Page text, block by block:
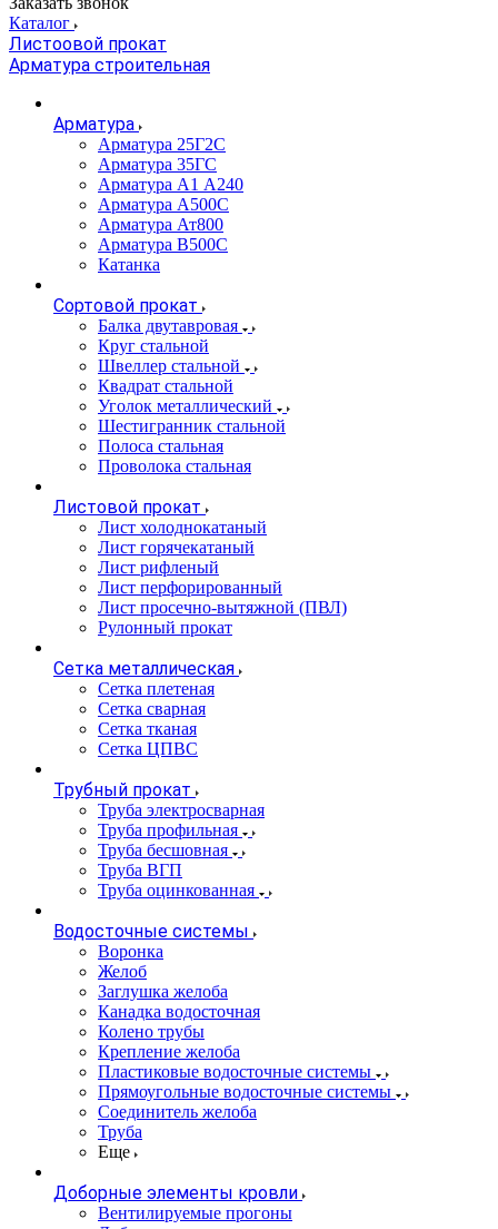
Каталог
Листоовой прокат
Арматура строительная
Арматура
Арматура 25Г2С
Арматура 35ГС
Арматура А1 А240
Арматура А500С
Арматура Ат800
Арматура В500С
Катанка
Сортовой прокат
Балка двутавровая
Круг стальной
Швеллер стальной
Квадрат стальной
Уголок металлический
Шестигранник стальной
Полоса стальная
Проволока стальная
Листовой прокат
Лист холоднокатаный
Лист горячекатаный
Лист рифленый
Лист перфорированный
Лист просечно-вытяжной (ПВЛ)
Рулонный прокат
Сетка металлическая
Сетка плетеная
Сетка сварная
Сетка тканая
Сетка ЦПВС
Трубный прокат
Труба электросварная
Труба профильная
Труба бесшовная
Труба ВГП
Труба оцинкованная
Водосточные системы
Воронка
Желоб
Заглушка желоба
Канадка водосточная
Колено трубы
Крепление желоба
Пластиковые водосточные системы
Прямоугольные водосточные системы
Соединитель желоба
Труба
Еще
Доборные элементы кровли
Вентилируемые прогоны